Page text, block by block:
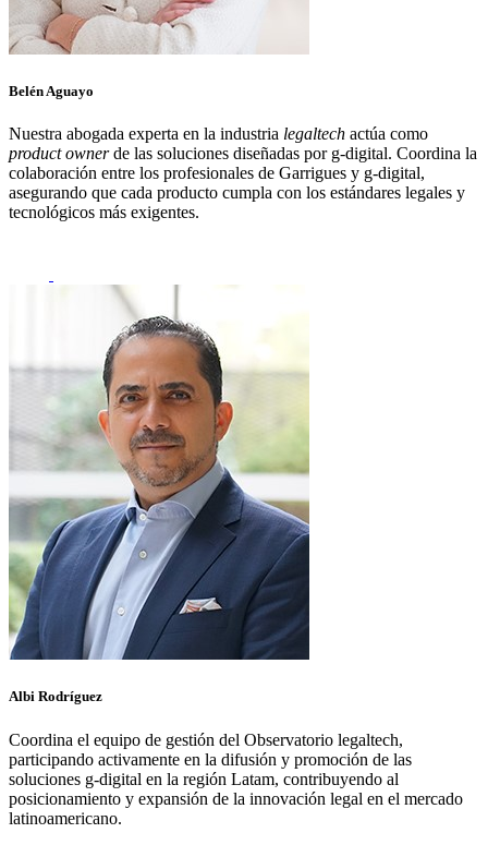
Belén Aguayo
Nuestra abogada experta en la industria legaltech actúa como
product ownerde las soluciones diseñadas por g-digital. Coordina la
colaboración entre los profesionales de Garrigues y g-digital,
asegurando que cada producto cumpla con los estándares legales y
tecnológicos más exigentes.
Albi Rodríguez
Coordina el equipo de gestión del Observatorio legaltech,
participando activamente en la difusión y promoción de las
soluciones g-digital en la región Latam, contribuyendo al
posicionamiento y expansión de la innovación legal en el mercado
latinoamericano.